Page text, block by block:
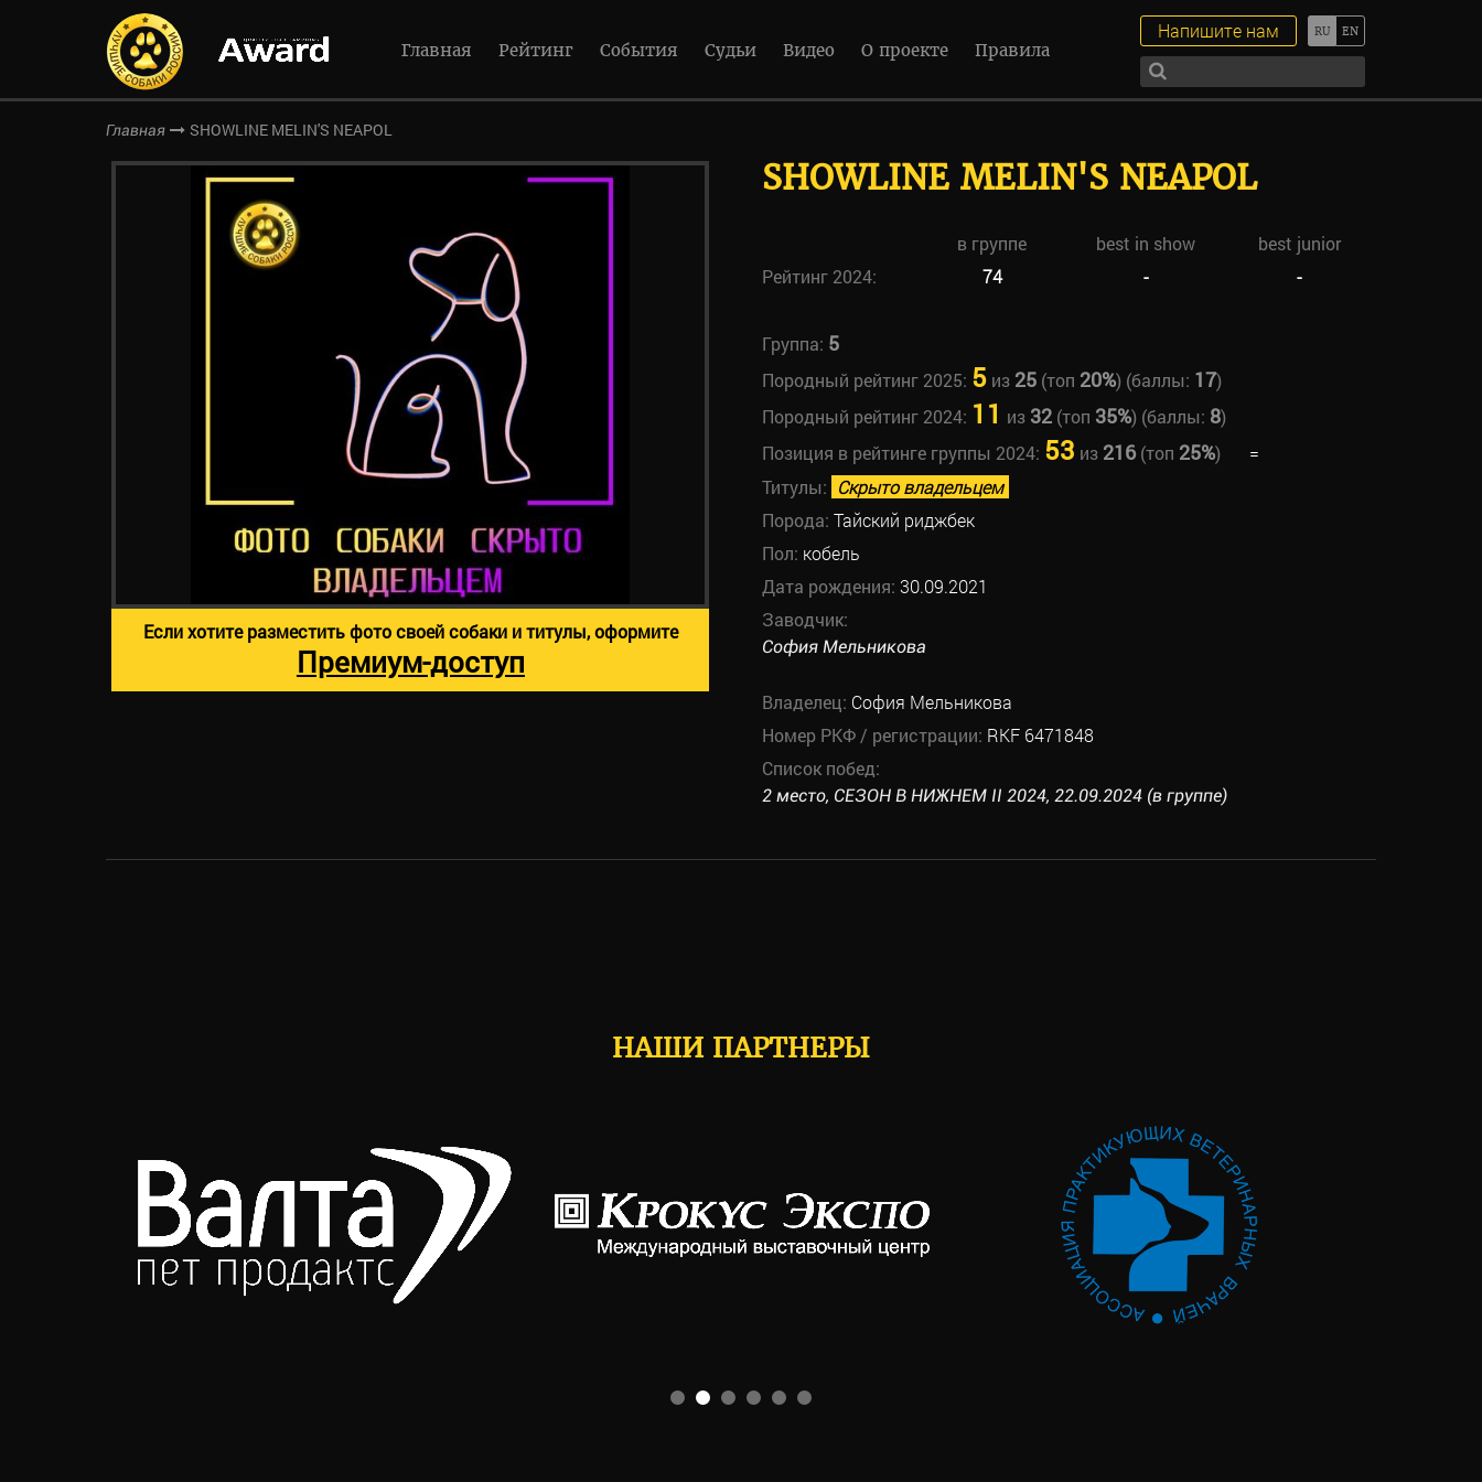
Главная Рейтинг События Судьи Видео О проекте Правила
Напишите нам
Главная SHOWLINE MELIN'S NEAPOL
SHOWLINE MELIN'S NEAPOL
в группе best in show
best junior
Рейтинг 2024:
74 - -
Группа: 5
Породный рейтинг 2025: 5из 25(топ 20%) (баллы: 17)
Породный рейтинг 2024: 11 из 32(топ 35%) (баллы: 8)
Позиция в рейтинге группы 2024: 53 из 216(топ 25%)
=
Титулы: Скрыто владельцем
Порода: Тайский риджбек
Пол: кобель
Дата рождения: 30.09.2021
Заводчик:
София Мельникова
Владелец: София Мельникова
Номер РКФ / регистрации: RKF 6471848
Список побед:
2 место, СЕЗОН В НИЖНЕМ II 2024, 22.09.2024 (в группе)
Если хотите разместить фото своей собаки и титулы, оформите
Премиум-доступ
НАШИ ПАРТНЕРЫ